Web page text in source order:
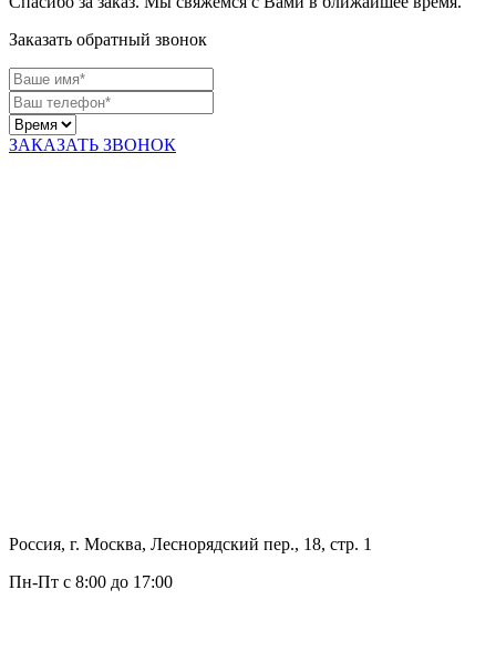
Заказать обратный звонок
ЗАКАЗАТЬ ЗВОНОК
Россия, г. Москва, Леснорядский пер., 18, стр. 1
Пн-Пт с 8:00 до 17:00